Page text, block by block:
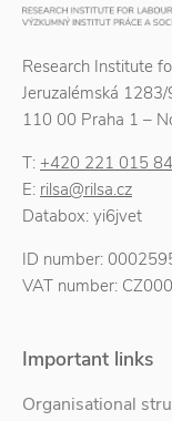
Research Institute
Jeruzalémská 1283/
110 00 Praha 1 –
T: +420 221 015
E: rilsa@rilsa.cz
Databox: yi6jvet
ID number:
VAT number:
Important links
Organisational